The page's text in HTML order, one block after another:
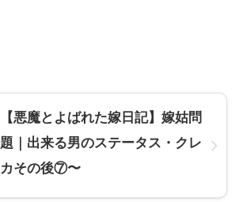
【悪魔とよばれた嫁日記】嫁姑問
題｜出来る男のステータス・クレ
カその後⑦〜